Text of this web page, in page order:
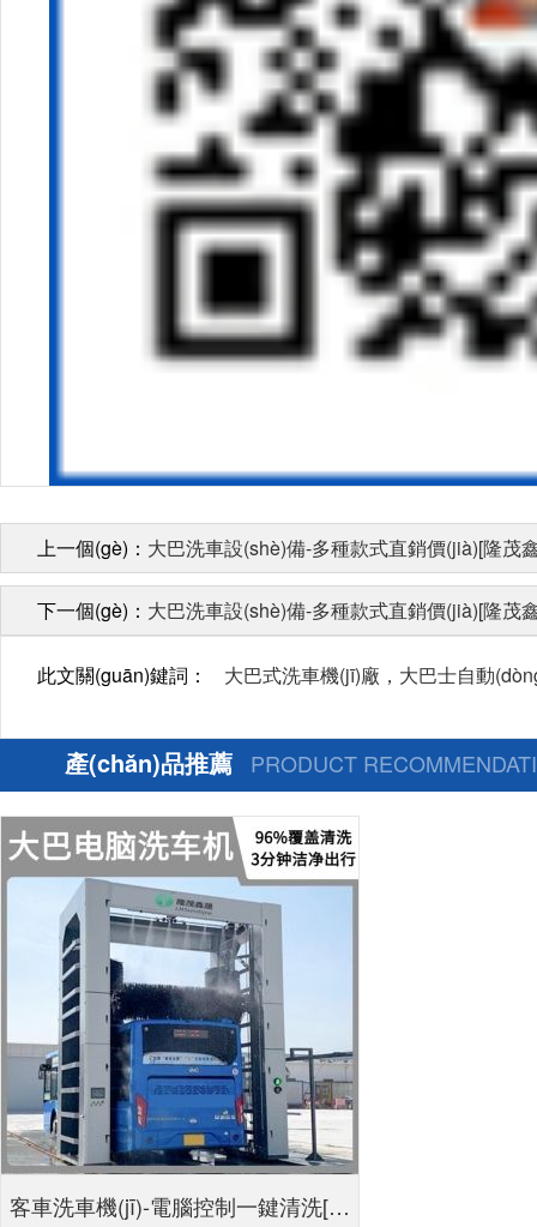
上一個(gè)： 大巴洗車設(shè)備-多種款式直銷價(jià)[隆茂
下一個(gè)： 大巴洗車設(shè)備-多種款式直銷價(jià)[隆茂
此文關(guān)鍵詞： 大巴式洗車機(jī)廠，大巴士自動
產(chǎn)品推薦 PRODUCT
客車洗車機(jī)-電腦控制一鍵清洗[隆